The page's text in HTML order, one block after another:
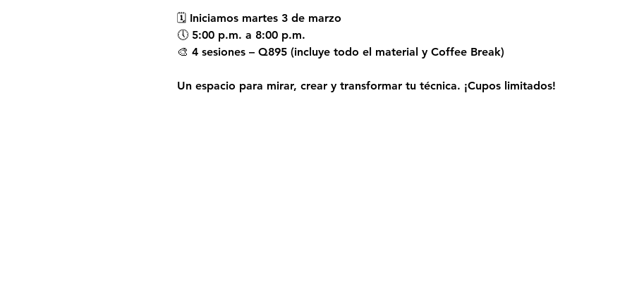
🗓 Iniciamos martes 3 de marzo
🕔 5:00 p.m. a 8:00 p.m.
🎨 4 sesiones – Q895 (incluye todo el material y Coffee Break)
Un espacio para mirar, crear y transformar tu técnica. ¡Cupos limitados!